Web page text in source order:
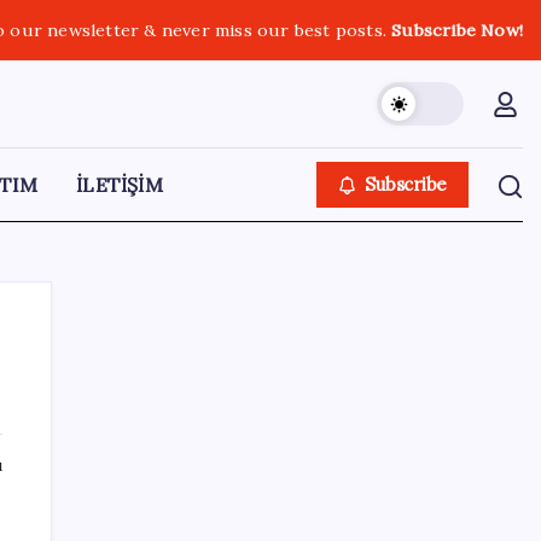
our newsletter & never miss our best posts.Subscribe Now!
İLETİŞİM Subscribe